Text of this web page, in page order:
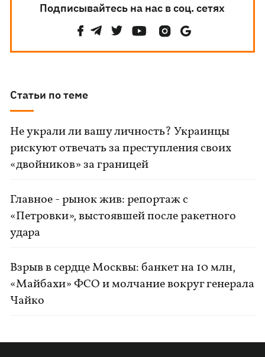
Подписывайтесь на нас в соц. сетях
Статьи по теме
Не украли ли вашу личность? Украинцы
рискуют отвечать за преступления своих
«двойников» за границей
Главное - рынок жив: репортаж с
«Петровки», выстоявшей после ракетного
удара
Взрыв в сердце Москвы: банкет на 10 млн,
«Майбахи» ФСО и молчание вокруг генерала
Чайко